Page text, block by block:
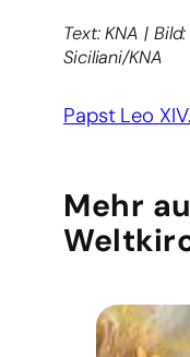
Text: KNA |
Siciliani/KNA
Papst Leo XIV.
Mehr